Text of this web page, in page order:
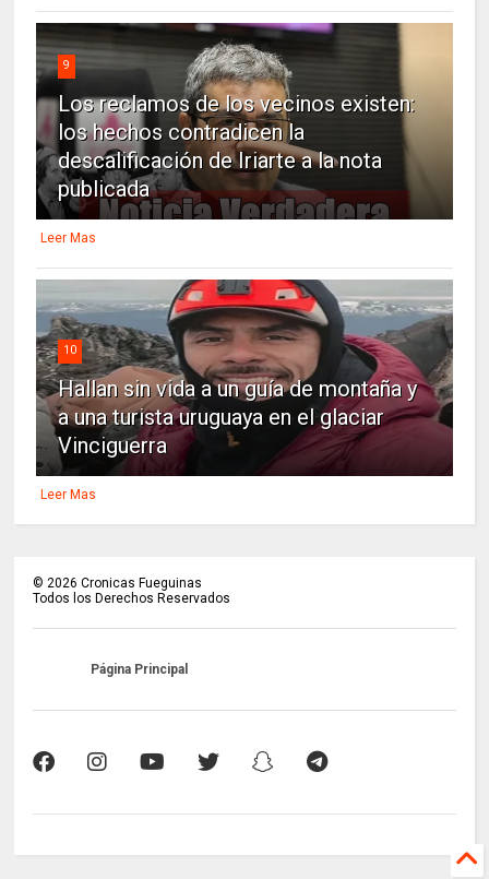
9
Los reclamos de los vecinos existen:
los hechos contradicen la
descalificación de Iriarte a la nota
publicada
Leer Mas
10
Hallan sin vida a un guía de montaña y
a una turista uruguaya en el glaciar
Vinciguerra
Leer Mas
© 2026 Cronicas Fueguinas
Todos los Derechos Reservados
Página Principal